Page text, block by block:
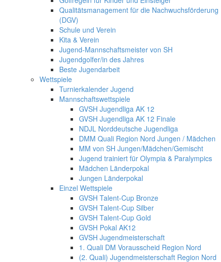
Qualitätsmanagement für die Nachwuchsförderung
(DGV)
Schule und Verein
Kita & Verein
Jugend-Mannschaftsmeister von SH
Jugendgolfer/in des Jahres
Beste Jugendarbeit
Wettspiele
Turnierkalender Jugend
Mannschaftswettspiele
GVSH Jugendliga AK 12
GVSH Jugendliga AK 12 Finale
NDJL Norddeutsche Jugendliga
DMM Quali Region Nord Jungen / Mädchen
MM von SH Jungen/Mädchen/Gemischt
Jugend trainiert für Olympia & Paralympics
Mädchen Länderpokal
Jungen Länderpokal
Einzel Wettspiele
GVSH Talent-Cup Bronze
GVSH Talent-Cup Silber
GVSH Talent-Cup Gold
GVSH Pokal AK12
GVSH Jugendmeisterschaft
1. Quali DM Vorausscheid Region Nord
(2. Quali) Jugendmeisterschaft Region Nord